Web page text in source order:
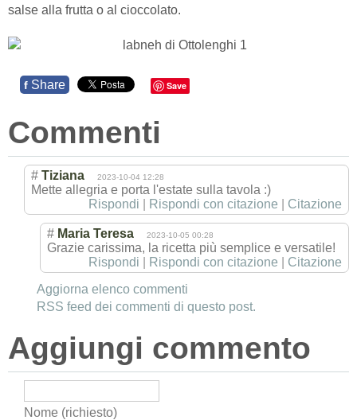
salse alla frutta o al cioccolato.
f Share Save
Commenti
# Tiziana 2023-10-04 12:28
Mette allegria e porta l'estate sulla tavola :)
Rispondi
Rispondi con citazione Citazione
# Maria Teresa 2023-10-05 00:28
Grazie carissima, la ricetta più semplice e versatile!
Rispondi
Rispondi con citazione
Citazione
Aggiorna elenco commenti
RSS feed dei commenti di questo post.
Aggiungi commento
Nome (richiesto)